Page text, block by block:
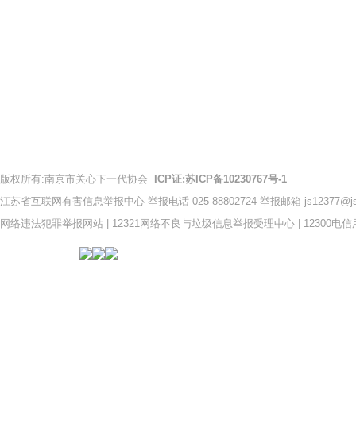
版权所有:南京市关心下一代协会
ICP证:苏ICP备10230767号-1
江苏省互联网有害信息举报中心 举报电话 025-88802724 举报邮箱
网络违法犯罪举报网站
12321网络不良与垃圾信息举报受理中心 12300电信